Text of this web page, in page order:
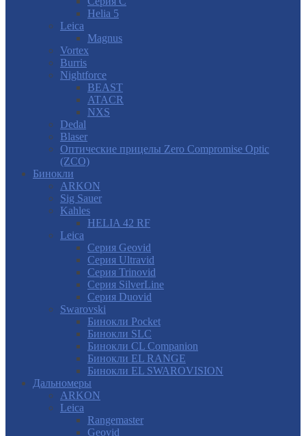
Helia 5
Leica
Magnus
Vortex
Burris
Nightforce
BEAST
ATACR
NXS
Dedal
Blaser
Оптические прицелы Zero Compromise Optic
(ZCO)
Бинокли
ARKON
Sig Sauer
Kahles
HELIA 42 RF
Leica
Серия Geovid
Серия Ultravid
Серия Trinovid
Серия SilverLine
Серия Duovid
Swarovski
Бинокли Pocket
Бинокли SLC
Бинокли CL Companion
Бинокли EL RANGE
Бинокли EL SWAROVISION
Дальномеры
ARKON
Leica
Rangemaster
Geovid